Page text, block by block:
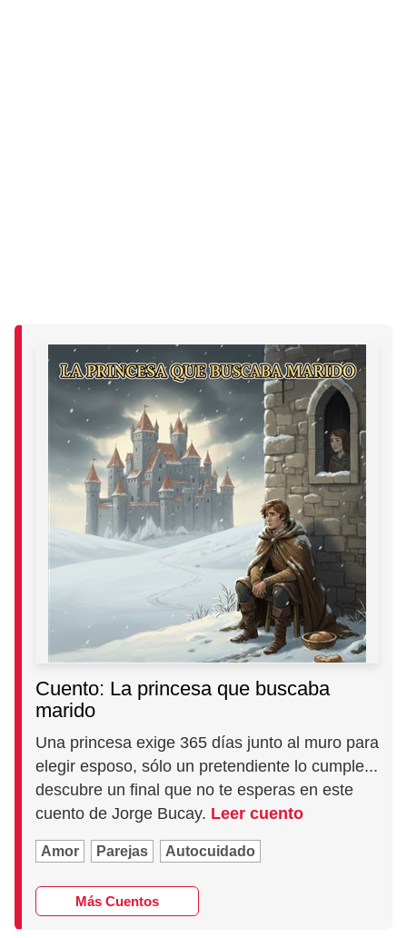
Cuento: La princesa que buscaba
marido
Una princesa exige 365 días junto al muro para
elegir esposo, sólo un pretendiente lo cumple...
descubre un final que no te esperas en este
cuento de Jorge Bucay. Leer cuento
Amor Parejas Autocuidado
Más Cuentos